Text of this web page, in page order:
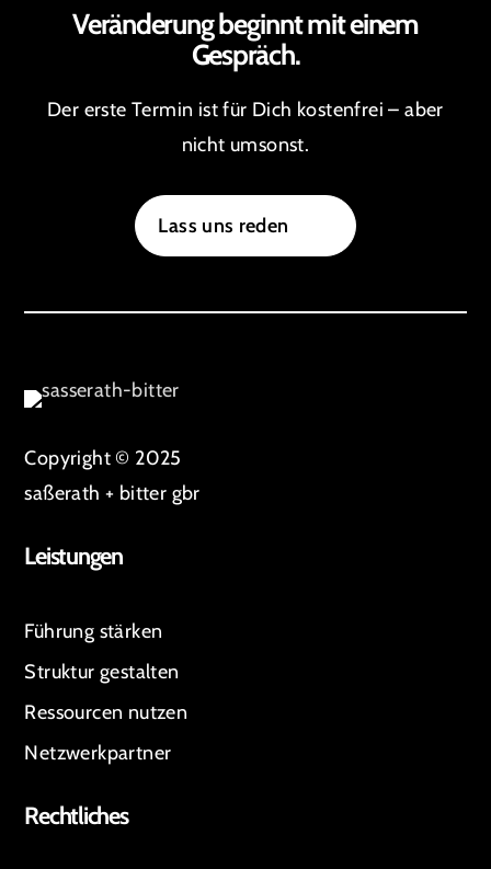
Veränderung beginnt mit einem
Gespräch.
Der erste Termin ist für Dich kostenfrei – aber
nicht umsonst.
Lass uns reden
Copyright © 2025
saßerath + bitter gbr
Leistungen
Führung stärken
Struktur gestalten
Ressourcen nutzen
Netzwerkpartner
Rechtliches